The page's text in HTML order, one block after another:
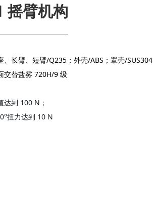
摇臂机构
、长臂、短臂/Q235；外壳/ABS；罩壳/SUS304
交替盐雾 720H/9 级
达到 100 N；
扭力达到 10 N